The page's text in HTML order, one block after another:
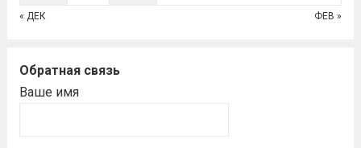
« ДЕК ФЕВ »
Обратная связь
Ваше имя